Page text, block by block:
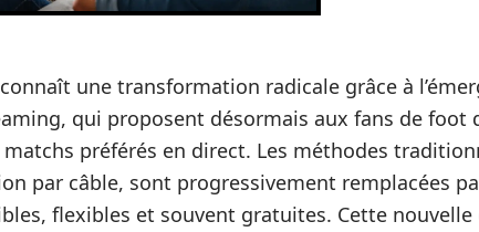
une transformation radicale grâce à
qui proposent désormais aux fans de foot
préférés en direct. Les méthodes
par câble, sont progressivement remplacées
flexibles et souvent gratuites. Cette